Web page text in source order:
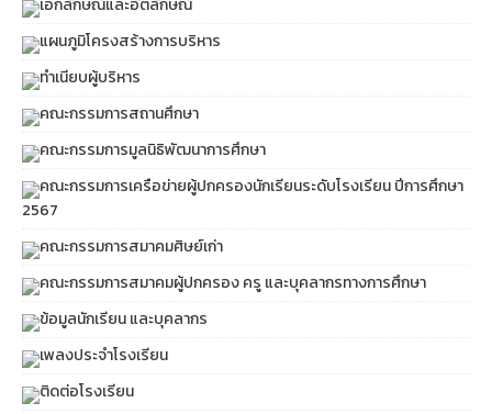
แผนภูมิโครงสร้างการบริหาร
ทำเนียบผู้บริหาร
คณะกรรมการสถานศึกษา
คณะกรรมการมูลนิธิพัฒนาการศึกษา
คณะกรรมการเครือข่ายผู้ปกครองนักเรียนระดับโรงเรียน ปีการศึกษา
2567
คณะกรรมการสมาคมศิษย์เก่า
คณะกรรมการสมาคมผู้ปกครอง ครู และบุคลากรทางการศึกษา
ข้อมูลนักเรียน และบุคลากร
เพลงประจำโรงเรียน
ติดต่อโรงเรียน